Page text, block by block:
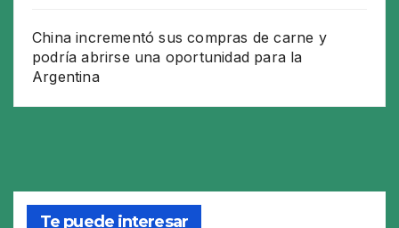
China incrementó sus compras de carne y
podría abrirse una oportunidad para la
Argentina
Te puede interesar